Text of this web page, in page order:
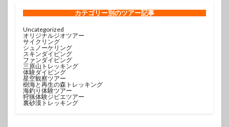
カテゴリー別のツアー記事
Uncategorized
オリジナルジオツアー
サイクリング
シュノーケリング
スキンダイビング
ファンダイビング
三原山トレッキング
体験ダイビング
星空観察ツアー
樹海と再生の森トレッキング
海釣り体験ツアー
狩猟体験ジビエツアー
裏砂漠トレッキング